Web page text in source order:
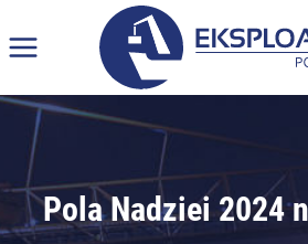
do
Pola Nadziei 2024